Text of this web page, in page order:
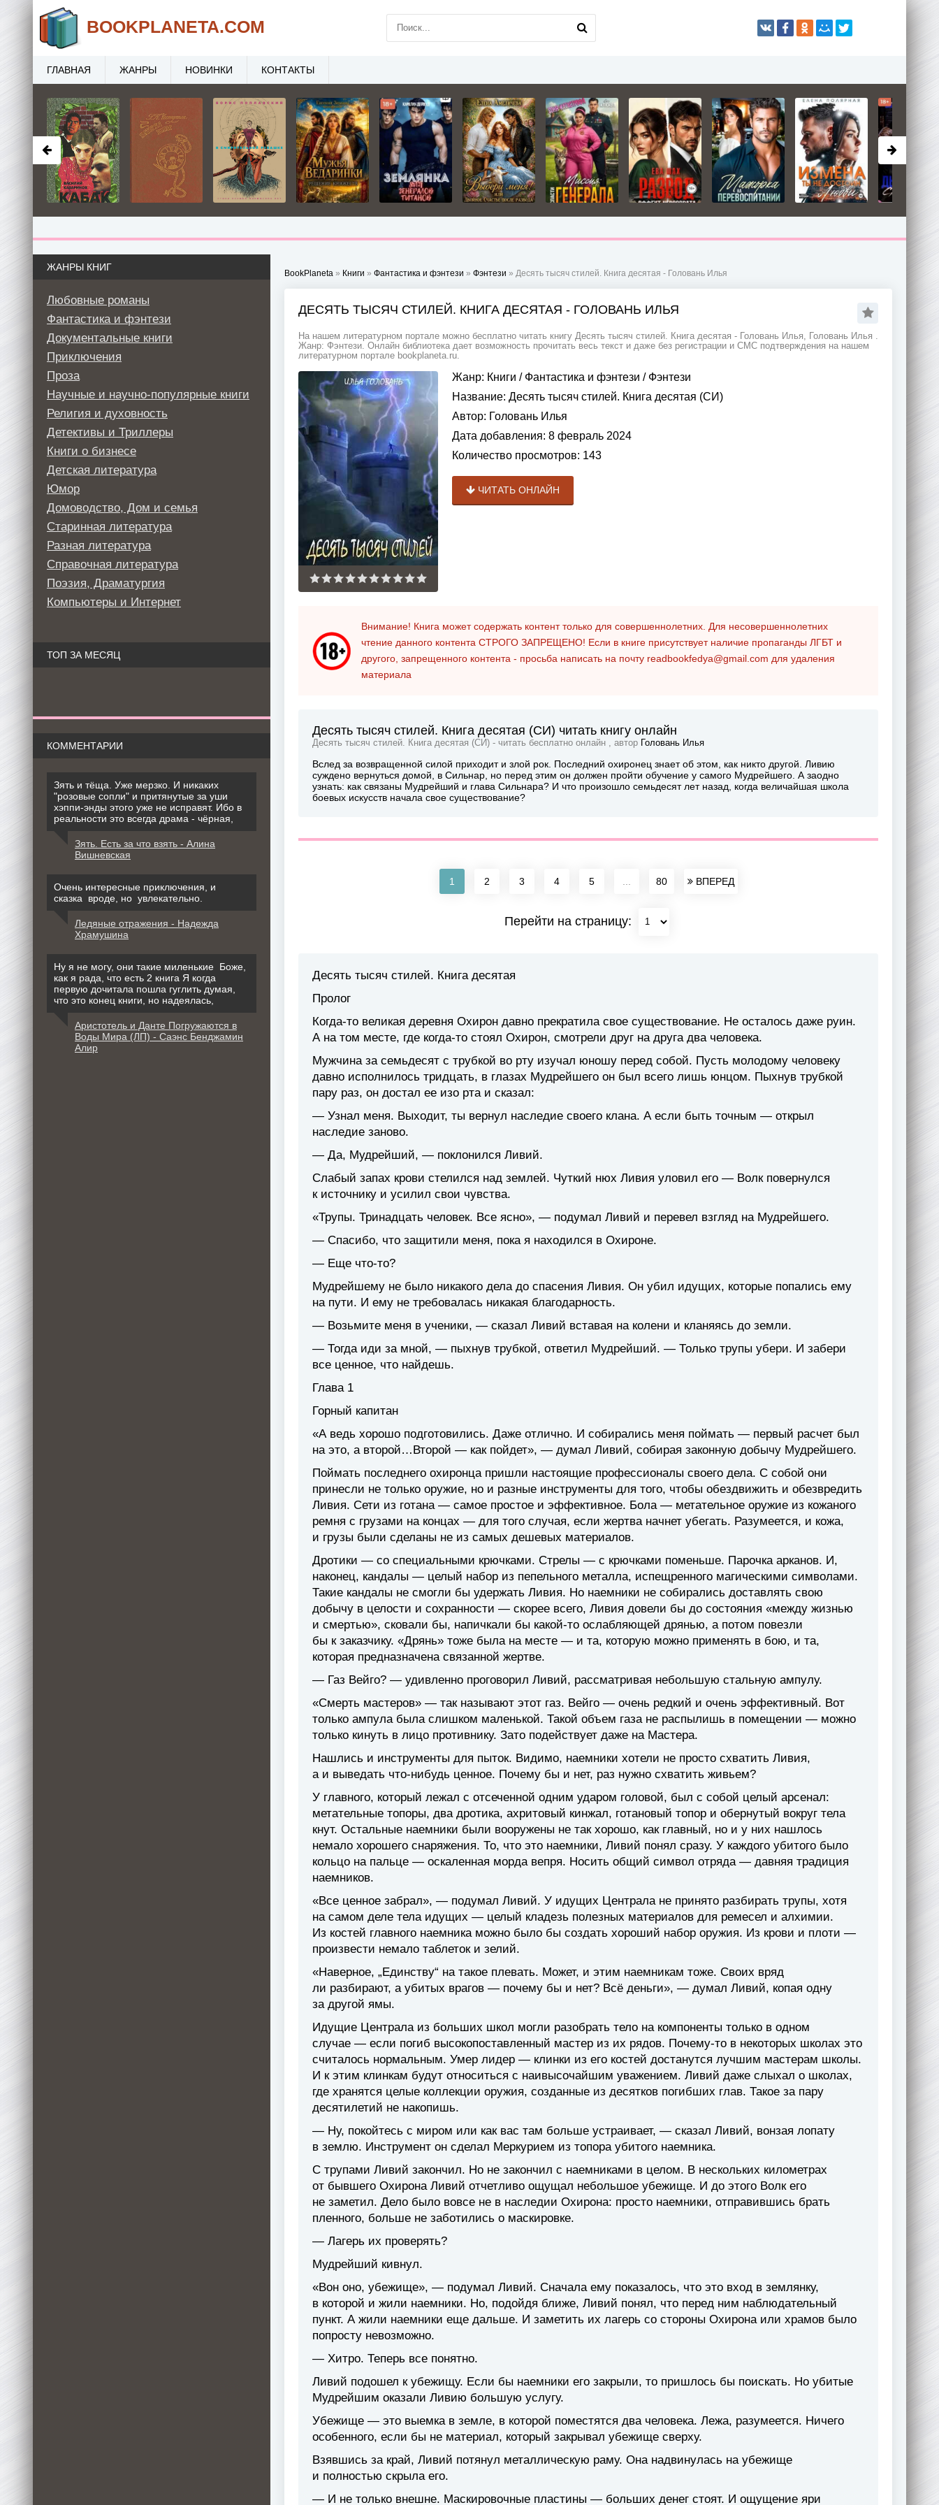
BookPlaneta » Книги » Фантастика и фэнтези » Фэнтези » Десять тысяч стилей. Книга десятая - Головань Илья
ДЕСЯТЬ ТЫСЯЧ СТИЛЕЙ. КНИГА ДЕСЯТАЯ - ГОЛОВАНЬ ИЛЬЯ
На нашем литературном портале можно бесплатно читать книгу Десять тысяч стилей. Книга десятая - Головань Илья, Головань Илья .
Жанр: Фэнтези. Онлайн библиотека дает возможность прочитать весь текст и даже без регистрации и СМС подтверждения на нашем
литературном портале bookplaneta.ru.
Жанр: Книги / Фантастика и фэнтези / Фэнтези
Название: Десять тысяч стилей. Книга десятая (СИ)
Автор: Головань Илья
Дата добавления: 8 февраль 2024
Количество просмотров: 143
ЧИТАТЬ ОНЛАЙН
Внимание! Книга может содержать контент только для совершеннолетних. Для несовершеннолетних
чтение данного контента СТРОГО ЗАПРЕЩЕНО! Если в книге присутствует наличие пропаганды ЛГБТ и
другого, запрещенного контента - просьба написать на почту readbookfedya@gmail.com для удаления
материала
Десять тысяч стилей. Книга десятая (СИ) читать книгу онлайн
Десять тысяч стилей. Книга десятая (СИ) - читать бесплатно онлайн , автор Головань Илья
Вслед за возвращенной силой приходит и злой рок. Последний охиронец знает об этом, как никто другой. Ливию
суждено вернуться домой, в Сильнар, но перед этим он должен пройти обучение у самого Мудрейшего. А заодно
узнать: как связаны Мудрейший и глава Сильнара? И что произошло семьдесят лет назад, когда величайшая школа
боевых искусств начала свое существование?
1 2 3 4 5 80 ВПЕРЕД
Перейти на страницу:
Десять тысяч стилей. Книга десятая
Пролог
Когда-то великая деревня Охирон давно прекратила свое существование. Не осталось даже руин.
А на том месте, где когда-то стоял Охирон, смотрели друг на друга два человека.
Мужчина за семьдесят с трубкой во рту изучал юношу перед собой. Пусть молодому человеку
давно исполнилось тридцать, в глазах Мудрейшего он был всего лишь юнцом. Пыхнув трубкой
пару раз, он достал ее изо рта и сказал:
— Узнал меня. Выходит, ты вернул наследие своего клана. А если быть точным — открыл
наследие заново.
— Да, Мудрейший, — поклонился Ливий.
Слабый запах крови стелился над землей. Чуткий нюх Ливия уловил его — Волк повернулся
к источнику и усилил свои чувства.
«Трупы. Тринадцать человек. Все ясно», — подумал Ливий и перевел взгляд на Мудрейшего.
— Спасибо, что защитили меня, пока я находился в Охироне.
— Еще что-то?
Мудрейшему не было никакого дела до спасения Ливия. Он убил идущих, которые попались ему
на пути. И ему не требовалась никакая благодарность.
— Возьмите меня в ученики, — сказал Ливий вставая на колени и кланяясь до земли.
— Тогда иди за мной, — пыхнув трубкой, ответил Мудрейший. — Только трупы убери. И забери
все ценное, что найдешь.
Глава 1
Горный капитан
«А ведь хорошо подготовились. Даже отлично. И собирались меня поймать — первый расчет был
на это, а второй…Второй — как пойдет», — думал Ливий, собирая законную добычу Мудрейшего.
Поймать последнего охиронца пришли настоящие профессионалы своего дела. С собой они
принесли не только оружие, но и разные инструменты для того, чтобы обездвижить и обезвредить
Ливия. Сети из готана — самое простое и эффективное. Бола — метательное оружие из кожаного
ремня с грузами на концах — для того случая, если жертва начнет убегать. Разумеется, и кожа,
и грузы были сделаны не из самых дешевых материалов.
Дротики — со специальными крючками. Стрелы — с крючками поменьше. Парочка арканов. И,
наконец, кандалы — целый набор из пепельного металла, испещренного магическими символами.
Такие кандалы не смогли бы удержать Ливия. Но наемники не собирались доставлять свою
добычу в целости и сохранности — скорее всего, Ливия довели бы до состояния «между жизнью
и смертью», сковали бы, напичкали бы какой-то ослабляющей дрянью, а потом повезли
бы к заказчику. «Дрянь» тоже была на месте — и та, которую можно применять в бою, и та,
которая предназначена связанной жертве.
— Газ Вейго? — удивленно проговорил Ливий, рассматривая небольшую стальную ампулу.
«Смерть мастеров» — так называют этот газ. Вейго — очень редкий и очень эффективный. Вот
только ампула была слишком маленькой. Такой объем газа не распылишь в помещении — можно
только кинуть в лицо противнику. Зато подействует даже на Мастера.
Нашлись и инструменты для пыток. Видимо, наемники хотели не просто схватить Ливия,
а и выведать что-нибудь ценное. Почему бы и нет, раз нужно схватить живьем?
У главного, который лежал с отсеченной одним ударом головой, был с собой целый арсенал:
метательные топоры, два дротика, ахритовый кинжал, готановый топор и обернутый вокруг тела
кнут. Остальные наемники были вооружены не так хорошо, как главный, но и у них нашлось
немало хорошего снаряжения. То, что это наемники, Ливий понял сразу. У каждого убитого было
кольцо на пальце — оскаленная морда вепря. Носить общий символ отряда — давняя традиция
наемников.
«Все ценное забрал», — подумал Ливий. У идущих Централа не принято разбирать трупы, хотя
на самом деле тела идущих — целый кладезь полезных материалов для ремесел и алхимии.
Из костей главного наемника можно было бы создать хороший набор оружия. Из крови и плоти —
произвести немало таблеток и зелий.
«Наверное, „Единству“ на такое плевать. Может, и этим наемникам тоже. Своих вряд
ли разбирают, а убитых врагов — почему бы и нет? Всё деньги», — думал Ливий, копая одну
за другой ямы.
Идущие Централа из больших школ могли разобрать тело на компоненты только в одном
случае — если погиб высокопоставленный мастер из их рядов. Почему-то в некоторых школах это
считалось нормальным. Умер лидер — клинки из его костей достанутся лучшим мастерам школы.
И к этим клинкам будут относиться с наивысочайшим уважением. Ливий даже слыхал о школах,
где хранятся целые коллекции оружия, созданные из десятков погибших глав. Такое за пару
десятилетий не накопишь.
— Ну, покойтесь с миром или как вас там больше устраивает, — сказал Ливий, вонзая лопату
в землю. Инструмент он сделал Меркурием из топора убитого наемника.
С трупами Ливий закончил. Но не закончил с наемниками в целом. В нескольких километрах
от бывшего Охирона Ливий отчетливо ощущал небольшое убежище. И до этого Волк его
не заметил. Дело было вовсе не в наследии Охирона: просто наемники, отправившись брать
пленного, больше не заботились о маскировке.
— Лагерь их проверять?
Мудрейший кивнул.
«Вон оно, убежище», — подумал Ливий. Сначала ему показалось, что это вход в землянку,
в которой и жили наемники. Но, подойдя ближе, Ливий понял, что перед ним наблюдательный
пункт. А жили наемники еще дальше. И заметить их лагерь со стороны Охирона или храмов было
попросту невозможно.
— Хитро. Теперь все понятно.
Ливий подошел к убежищу. Если бы наемники его закрыли, то пришлось бы поискать. Но убитые
Мудрейшим оказали Ливию большую услугу.
Убежище — это выемка в земле, в которой поместятся два человека. Лежа, разумеется. Ничего
особенного, если бы не материал, который закрывал убежище сверху.
Взявшись за край, Ливий потянул металлическую раму. Она надвинулась на убежище
и полностью скрыла его.
— И не только внешне. Маскировочные пластины — больших денег стоят. И ощущение яри
ЖАНРЫ КНИГ
Любовные романы
Фантастика и фэнтези
Документальные книги
Приключения
Проза
Научные и научно-популярные книги
Религия и духовность
Детективы и Триллеры
Книги о бизнесе
Детская литература
Юмор
Домоводство, Дом и семья
Старинная литература
Разная литература
Справочная литература
Поэзия, Драматургия
Компьютеры и Интернет
ТОП ЗА МЕСЯЦ
КОММЕНТАРИИ
Зять и тёща. Уже мерзко. И никаких
"розовые сопли" и притянутые за уши
хэппи-энды этого уже не исправят. Ибо в
реальности это всегда драма - чёрная,
Зять. Есть за что взять - Алина
Вишневская
Очень интересные приключения, и
сказка вроде, но увлекательно.
Ледяные отражения - Надежда
Храмушина
Ну я не могу, они такие миленькие Боже,
как я рада, что есть 2 книга Я когда
первую дочитала пошла гуглить думая,
что это конец книги, но надеялась,
Аристотель и Данте Погружаются в
Воды Мира (ЛП) - Саэнс Бенджамин
Алир
BOOKPLANETA.COM
ГЛАВНАЯ ЖАНРЫ НОВИНКИ КОНТАКТЫ